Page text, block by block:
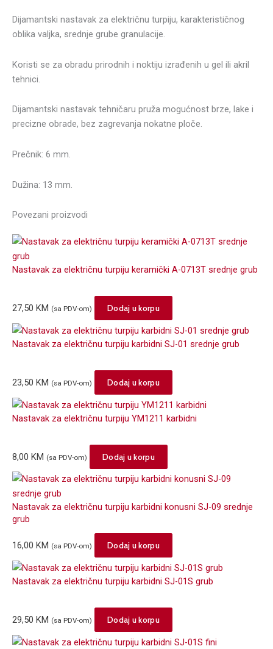
Dijamantski nastavak za električnu turpiju, karakterističnog
oblika valjka, srednje grube granulacije.
Koristi se za obradu prirodnih i noktiju izrađenih u gel ili akril
tehnici.
Dijamantski nastavak tehničaru pruža mogućnost brze, lake i
precizne obrade, bez zagrevanja nokatne ploče.
Prečnik: 6 mm.
Dužina: 13 mm.
Povezani proizvodi
Nastavak za električnu turpiju keramički A-0713T srednje grub
27,50 KM (sa PDV-om) Dodaj u korpu
Nastavak za električnu turpiju karbidni SJ-01 srednje grub
23,50 KM (sa PDV-om) Dodaj u korpu
Nastavak za električnu turpiju YM1211 karbidni
8,00 KM (sa PDV-om) Dodaj u korpu
Nastavak za električnu turpiju karbidni konusni SJ-09 srednje
grub
16,00 KM (sa PDV-om) Dodaj u korpu
Nastavak za električnu turpiju karbidni SJ-01S grub
29,50 KM (sa PDV-om) Dodaj u korpu